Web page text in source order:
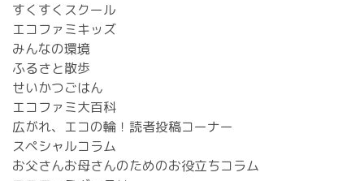
すくすくスクール
エコファミキッズ
みんなの環境
ふるさと散歩
せいかつごはん
エコファミ大百科
広がれ、エコの輪！読者投稿コーナー
スペシャルコラム
お父さんお母さんのためのお役立ちコラム